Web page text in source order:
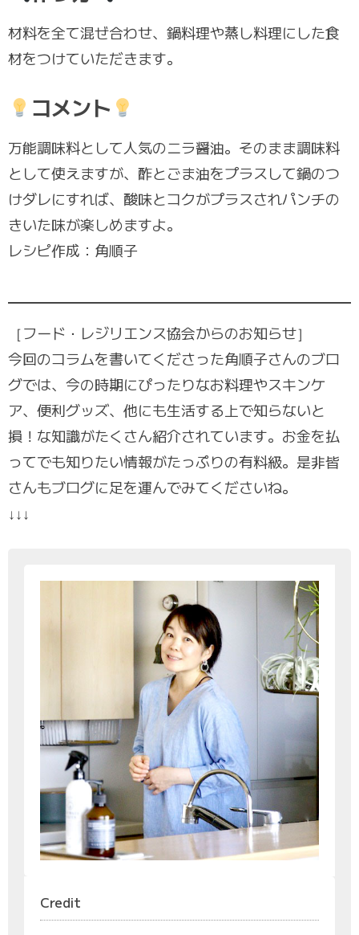
材料を全て混ぜ合わせ、鍋料理や蒸し料理にした食
材をつけていただきます。
コメント
万能調味料として人気のニラ醤油。そのまま調味料
として使えますが、酢とごま油をプラスして鍋のつ
けダレにすれば、酸味とコクがプラスされパンチの
きいた味が楽しめますよ。
レシピ作成：角順子
［フード・レジリエンス協会からのお知らせ］
今回のコラムを書いてくださった角順子さんのブロ
グでは、今の時期にぴったりなお料理やスキンケ
ア、便利グッズ、他にも生活する上で知らないと
損！な知識がたくさん紹介されています。お金を払
ってでも知りたい情報がたっぷりの有料級。是非皆
さんもブログに足を運んでみてくださいね。
↓↓↓
Credit